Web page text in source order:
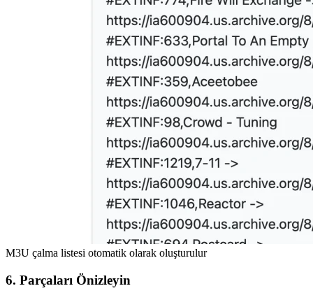
M3U çalma listesi otomatik olarak oluşturulur
6. Parçaları Önizleyin